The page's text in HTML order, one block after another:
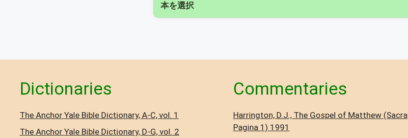
本を選択
Dictionaries
The Anchor Yale Bible Dictionary, A-C, vol. 1
The Anchor Yale Bible Dictionary, D-G, vol. 2
Commentaries
Harrington, D.J., The Gospel of Matthew (Sacra
Pagina 1) 1991